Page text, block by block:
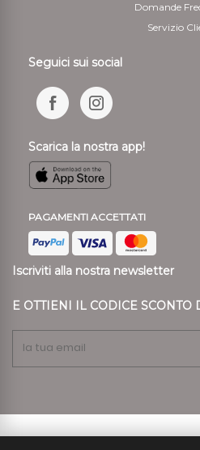
Domande
Servizio
Seguici sui social
Scarica la nostra app!
PAGAMENTI ACCETTATI
Iscriviti alla nostra newsletter
E OTTIENI IL CODICE SCONTO
© 2024 Ronca Style P.I.